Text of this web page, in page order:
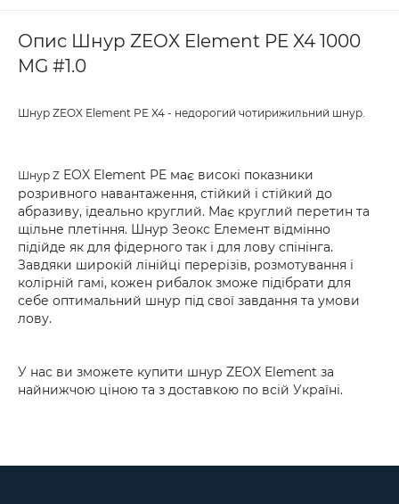
Опис Шнур ZEOX Element PE X4 1000
MG #1.0
Шнур ZEOX Element PE X4 - недорогий чотирижильний шнур.
Шнур Z EOX Element PE має високі показники
розривного навантаження, стійкий і стійкий до
абразиву, ідеально круглий. Має круглий перетин та
щільне плетіння. Шнур Зеокс Елемент відмінно
підійде як для фідерного так і для лову спінінга.
Завдяки широкій лінійці перерізів, розмотування і
колірній гамі, кожен рибалок зможе підібрати для
себе оптимальний шнур під свої завдання та умови
лову.
У нас ви зможете купити шнур ZEOX Element за
найнижчою ціною та з доставкою по всій Україні.